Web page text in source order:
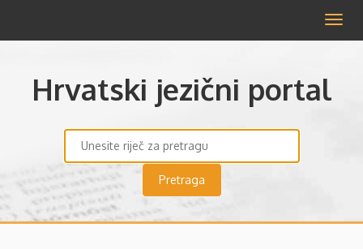
Hrvatski jezični portal